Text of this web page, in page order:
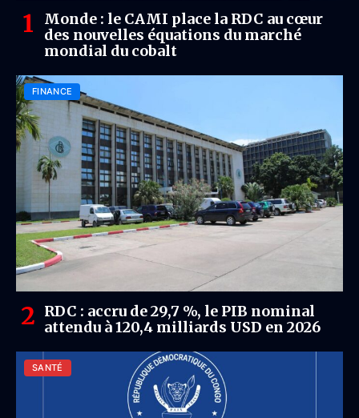
Monde : le CAMI place la RDC au cœur
des nouvelles équations du marché
mondial du cobalt
FINANCE
RDC : accru de 29,7 %, le PIB nominal
attendu à 120,4 milliards USD en 2026
SANTÉ